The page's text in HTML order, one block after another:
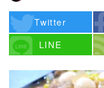
Twitter
LINE